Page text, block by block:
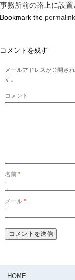
事務所前の路上に設
Bookmark the permalink
コメントを残す
メールアドレスが公開さ
す。
コメント
名前 *
メール *
HOME